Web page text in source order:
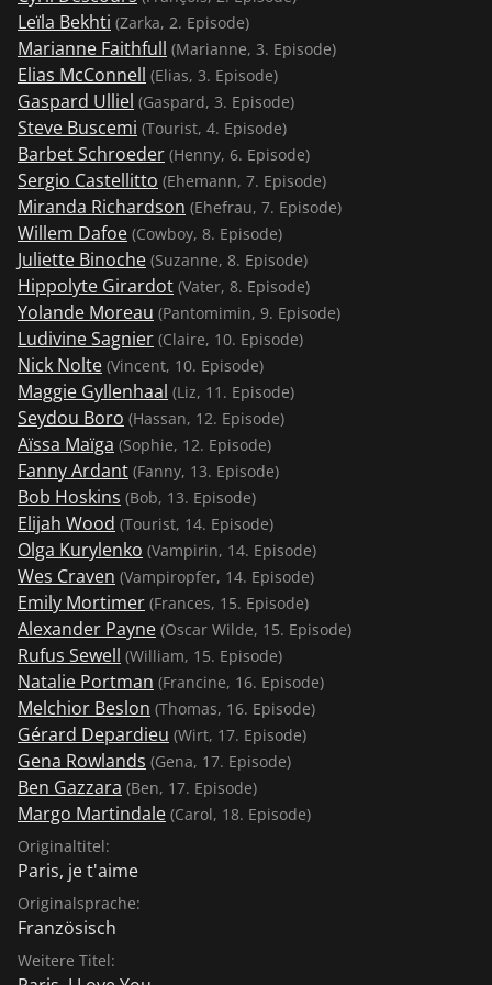
spricht, beginnt der Mann, auf einen ebenfalls jungen
Arbeiter einzureden und ihm von
Seelenverwandtschaft zu erzählen. Er schreibt ihm
seine Telefonnummer auf und geht. Als der Chef
seinen Angestellten fragt, was los sei, sagt ihm dieser
auf Englisch, dass er den jungen Mann nicht
verstanden habe... 4. Tuileries (1. Arr.) – Regie: Ethan
und Joel Coen Ein Tourist, der auf einer Bank auf die
nächste Métro wartet, liest in seinem Reiseführer, dass
man es in der Métro tunlichst vermeiden soll, anderen
in die Augen zu schauen. In diesem Augenblick schaut
er auf den gegenüberliegenden Bahnsteig, sieht ein
sich küssendes Paar – und ihre Blicke treffen sich. Der
Mann ruft dem Touristen zu, er solle seine Freundin
nicht anstarren. Diese regt sich über die Eifersucht
ihres Freundes auf, geht zu dem Touristen, setzt sich
zu ihm und gibt ihm einen Kuss... 5. Loin du 16e (16.
Arr.) – Regie: Walter Salles, Daniela Thomas Ana steht
frühmorgens in einer tristen Pariser Vorstadt auf. Sie
gibt ihr Baby bei einer Tageskrippe ab und singt ihm
leise ein spanisches Kinderlied vor, bevor sie geht.
Nach einer anstrengenden Fahrt mit Straßenbahn und
Métro kommt sie bei ihrer Arbeitsstelle an. Sie ist
Kindermädchen und muss sich um das Baby einer
anderen Frau kümmern, dem sie dasselbe Lied
vorsingt. 6. Porte de Choisy (13. Arr.) – Regie:
Christopher Doyle Henny, ein in die Jahre gekommener
Vertreter für Frisierprodukte, erschreckt auf einer
Treppe unabsichtlich eine Passantin, die prompt ihre
Einkaufstasche fallen lässt. In einem Friseursalon trifft
er auf eine thaiboxende Asiatin. Er gibt den asiatischen
Friseurinnen Tipps für neue Frisuren und wird auf
seinem Heimweg von der Asiatin, die nun ein
schwarzes Abendkleid trägt, ein Stück begleitet. 7.
Bastille (11. Arr.) – Regie: Isabel Coixet Ein Mann sitzt in
einem Bistro und wartet auf seine Ehefrau, der er
mitteilen will, dass er sie nicht mehr liebt und für eine
Leïla Bekhti (Zarka, 2. Episode)
Marianne Faithfull (Marianne, 3. Episode)
Elias McConnell (Elias, 3. Episode)
Gaspard Ulliel (Gaspard, 3. Episode)
Steve Buscemi (Tourist, 4. Episode)
Barbet Schroeder (Henny, 6. Episode)
Sergio Castellitto (Ehemann, 7. Episode)
Miranda Richardson (Ehefrau, 7. Episode)
Willem Dafoe (Cowboy, 8. Episode)
Juliette Binoche (Suzanne, 8. Episode)
Hippolyte Girardot (Vater, 8. Episode)
Yolande Moreau (Pantomimin, 9. Episode)
Ludivine Sagnier (Claire, 10. Episode)
Nick Nolte (Vincent, 10. Episode)
Maggie Gyllenhaal (Liz, 11. Episode)
Seydou Boro (Hassan, 12. Episode)
Aïssa Maïga (Sophie, 12. Episode)
Fanny Ardant (Fanny, 13. Episode)
Bob Hoskins (Bob, 13. Episode)
Elijah Wood (Tourist, 14. Episode)
Olga Kurylenko (Vampirin, 14. Episode)
Wes Craven (Vampiropfer, 14. Episode)
Emily Mortimer (Frances, 15. Episode)
Alexander Payne (Oscar Wilde, 15. Episode)
Rufus Sewell (William, 15. Episode)
Natalie Portman (Francine, 16. Episode)
Melchior Beslon (Thomas, 16. Episode)
Gérard Depardieu (Wirt, 17. Episode)
Gena Rowlands (Gena, 17. Episode)
Ben Gazzara (Ben, 17. Episode)
Margo Martindale (Carol, 18. Episode)
Originaltitel:
Paris, je t'aime
Originalsprache:
Französisch
Weitere Titel: